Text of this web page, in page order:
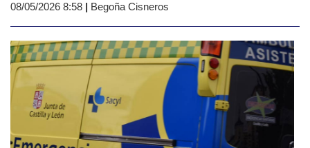
08/05/2026 8:58 | Begoña Cisneros